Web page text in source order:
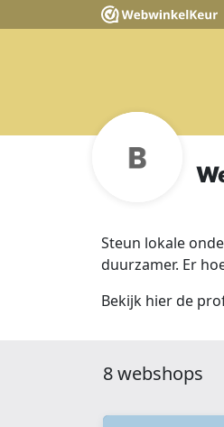
Steun lokale
duurzamer. Er
Bekijk hier de
8 webshops